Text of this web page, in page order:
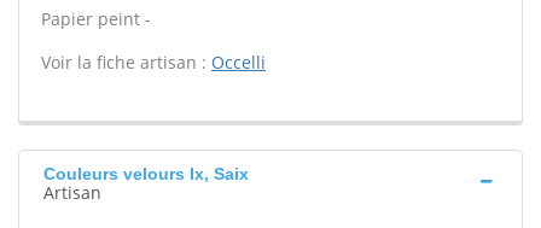
Papier peint -
Voir la fiche artisan : Occelli
Couleurs velours Ix, Saix
Artisan